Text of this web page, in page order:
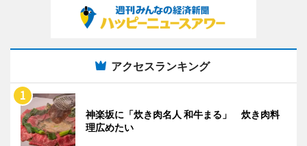
アクセスランキング
神楽坂に「炊き肉名人 和牛まる」 炊き肉料
理広めたい